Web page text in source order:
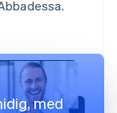
med